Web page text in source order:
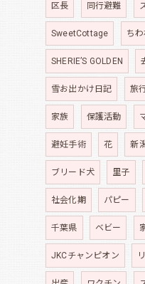
区長 同行避難
SweetCottage ちわ
SHERIE’S GOLDEN
雪お出かけ日記 旅
家族 保護活動
避妊手術 花 新
ブリード犬 里子
社会化期 パピー
千葉県 ベビー
JKCチャンピオン